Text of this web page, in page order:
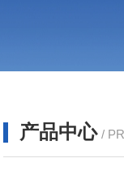
产品中心 /